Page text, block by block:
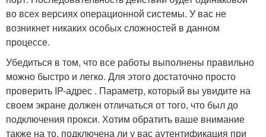
во всех версиях операционной системы. У вас не
возникнет никаких особых сложностей в данном
процессе.
Убедиться в том, что все работы выполнены правильно
можно быстро и легко. Для этого достаточно просто
проверить IP-адрес . Параметр, который вы увидите на
своем экране должен отличаться от того, что был до
подключения прокси. Хотим обратить ваше внимание
также на то, подключена ли у вас аутентификация при